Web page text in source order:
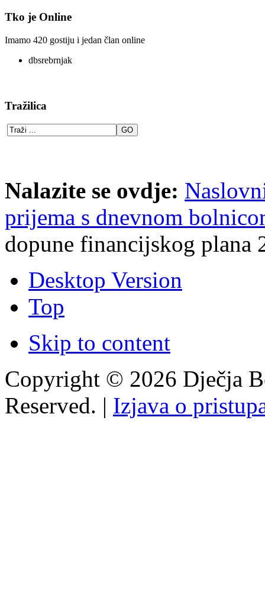
Tko je Online
Imamo 420 gostiju i jedan član online
dbsrebrnjak
Tražilica
Nalazite se ovdje:
prijema s dnevnom
dopune financijskog plana
Desktop Version
Top
Skip to content
Copyright © 2026 Dječja
Reserved. | Izjava o